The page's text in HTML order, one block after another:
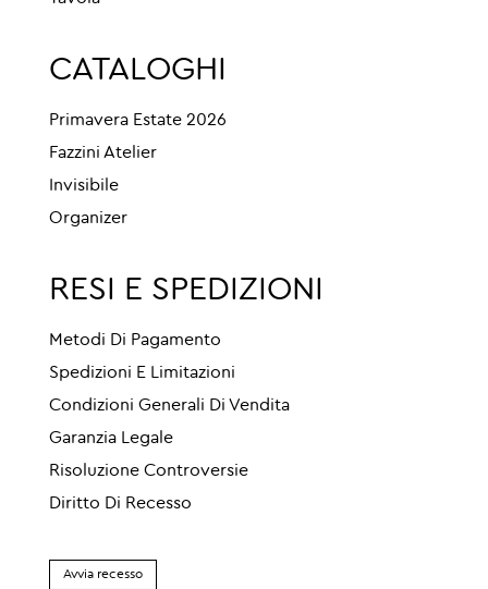
CATALOGHI
Primavera Estate 2026
Fazzini Atelier
Invisibile
Organizer
RESI E SPEDIZIONI
Metodi Di Pagamento
Spedizioni E Limitazioni
Condizioni Generali Di Vendita
Garanzia Legale
Risoluzione Controversie
Diritto Di Recesso
Avvia recesso